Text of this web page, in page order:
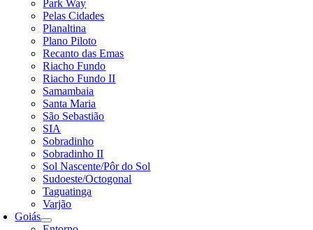
Park Way
Pelas Cidades
Planaltina
Plano Piloto
Recanto das Emas
Riacho Fundo
Riacho Fundo II
Samambaia
Santa Maria
São Sebastião
SIA
Sobradinho
Sobradinho II
Sol Nascente/Pôr do Sol
Sudoeste/Octogonal
Taguatinga
Varjão
Goiás